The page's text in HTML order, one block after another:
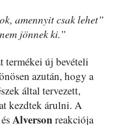
amennyit csak lehet”
jönnek ki.”
termékei új bevételi
azután, hogy a
által tervezett,
kezdtek árulni. A
Alversonreakciója